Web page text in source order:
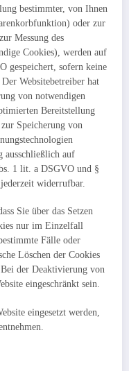
bestimmter, von Ihnen
oder zur
Messung des
Cookies), werden auf
gespeichert, sofern keine
Websitebetreiber hat
von notwendigen
Bereitstellung
Speicherung von
ausschließlich auf
1 lit. a DSGVO und §
widerrufbar.
Sie über das Setzen
nur im Einzelfall
Fälle oder
Löschen der Cookies
der Deaktivierung von
eingeschränkt sein.
eingesetzt werden,